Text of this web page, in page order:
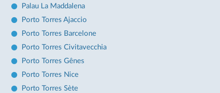
Palau La Maddalena
Porto Torres Ajaccio
Porto Torres Barcelone
Porto Torres Civitavecchia
Porto Torres Gênes
Porto Torres Nice
Porto Torres Sète